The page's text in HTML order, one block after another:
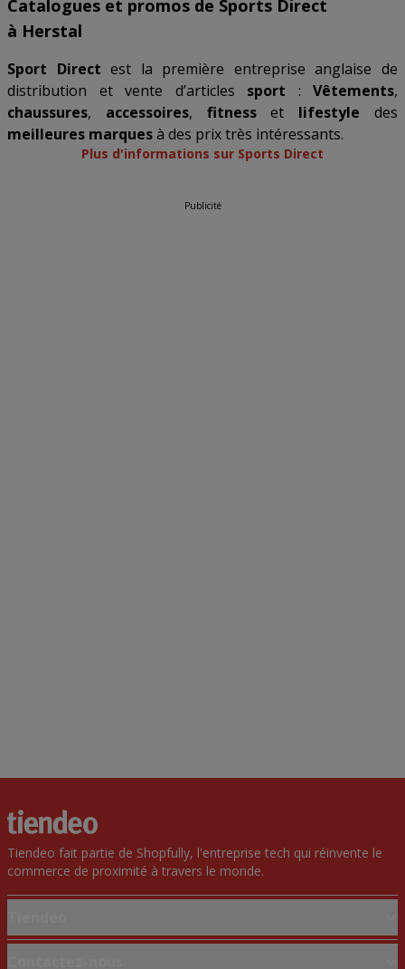
Catalogues et promos de Sports Direct
à Herstal
Sport Direct est la première entreprise anglaise de
distribution et vente d’articles sport : Vêtements,
chaussures, accessoires, fitnesset lifestyle des
meilleures marquesà des prix très intéressants.
Plus d'informations sur Sports Direct
Publicité
Tiendeo fait partie de Shopfully, l'entreprise tech qui réinvente le
commerce de proximité à travers le monde.